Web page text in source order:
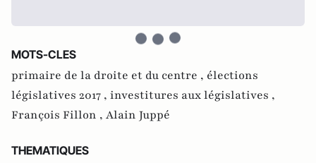
MOTS-CLES
primaire de la droite et du centre , élections
législatives 2017 , investitures aux législatives ,
François Fillon , Alain Juppé
THEMATIQUES